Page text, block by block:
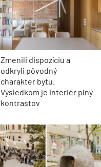
Zmenili dispozíciu a
odkryli pôvodný
charakter bytu.
Výsledkom je interiér plný
kontrastov